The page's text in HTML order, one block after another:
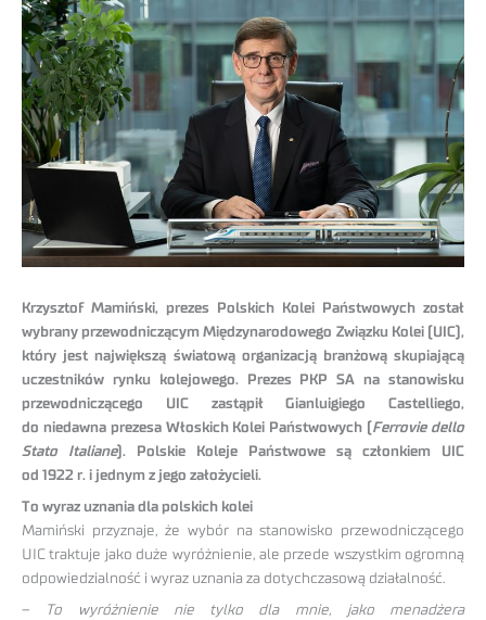
Krzysztof Mamiński, prezes Polskich Kolei Państwowych został
wybrany przewodniczącym Międzynarodowego Związku Kolei (UIC),
który jest największą światową organizacją branżową skupiającą
uczestników rynku kolejowego. Prezes PKP SA na stanowisku
przewodniczącego UIC zastąpił Gianluigiego Castelliego,
do niedawna prezesa Włoskich Kolei Państwowych ( Ferrovie dello
Stato Italiane). Polskie Koleje Państwowe są członkiem UIC
od 1922 r. i jednym z jego założycieli.
To wyraz uznania dla polskich kolei
Mamiński przyznaje, że wybór na stanowisko przewodniczącego
UIC traktuje jako duże wyróżnienie, ale przede wszystkim ogromną
odpowiedzialność i wyraz uznania za dotychczasową działalność.
–
To wyróżnienie nie tylko dla mnie, jako menadżera